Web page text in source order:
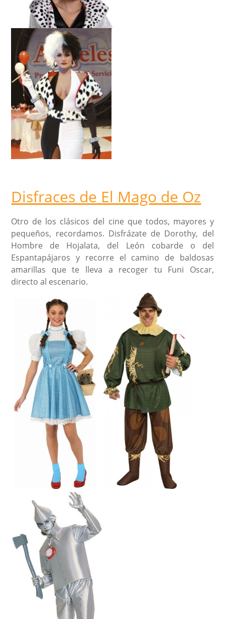
Disfraces de El Mago de Oz
Otro de los clásicos del cine que todos, mayores y
pequeños, recordamos. Disfrázate de Dorothy, del
Hombre de Hojalata, del León cobarde o del
Espantapájaros y recorre el camino de baldosas
amarillas que te lleva a recoger tu Funi Oscar,
directo al escenario.